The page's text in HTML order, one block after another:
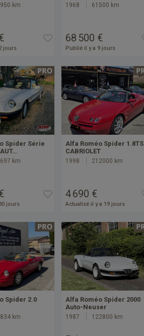
km
jours
1968 61500 km
68 500 €
Publié il y a 9 jours
Spider Série
km
jours
Alfa Roméo Spider 1.8TS
CABRIOLET
1998 212000 km
4 690 €
Actualisé il y a 19 jours
Spider 2.0
km
Alfa Roméo Spider 2000
Auto-Neuser
1987 122800 km